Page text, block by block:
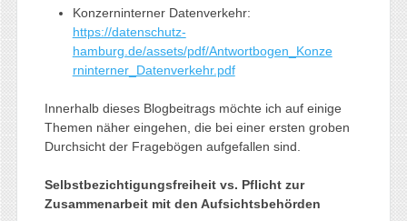
Konzerninterner Datenverkehr:
https://datenschutz-
hamburg.de/assets/pdf/Antwortbogen_Konze
rninterner_Datenverkehr.pdf
Innerhalb dieses Blogbeitrags möchte ich auf einige
Themen näher eingehen, die bei einer ersten groben
Durchsicht der Fragebögen aufgefallen sind.
Selbstbezichtigungsfreiheit vs. Pflicht zur
Zusammenarbeit mit den Aufsichtsbehörden